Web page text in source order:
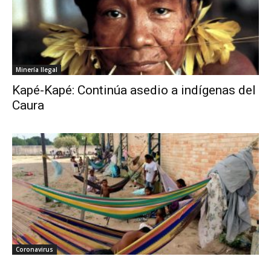
Minería Ilegal
Kapé-Kapé: Continúa asedio a indígenas del
Caura
Coronavirus